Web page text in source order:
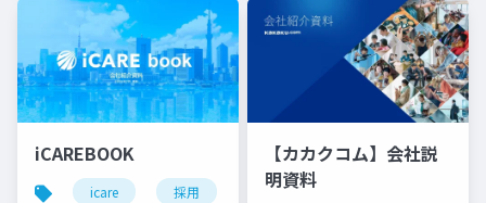
iCAREBOOK
icare 採用 カルチャーデック
【カカクコム】会社説
明資料